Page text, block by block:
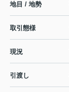
地目 / 地勢
取引態様
現況
引渡し